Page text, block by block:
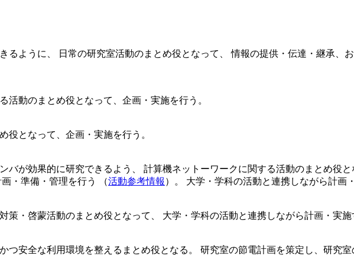
るように、 日常の研究室活動のまとめ役となって、 情報の提供・伝達・継承、
活動のまとめ役となって、企画・実施を行う。
役となって、企画・実施を行う。
バが効果的に研究できるよう、 計算機ネットーワークに関する活動のまとめ役
・準備・管理を行う （活動参考情報 ）。 大学・学科の活動と連携しながら計画
策・啓蒙活動のまとめ役となって、 大学・学科の活動と連携しながら計画・実施
つ安全な利用環境を整えるまとめ役となる。 研究室の節電計画を策定し、研究